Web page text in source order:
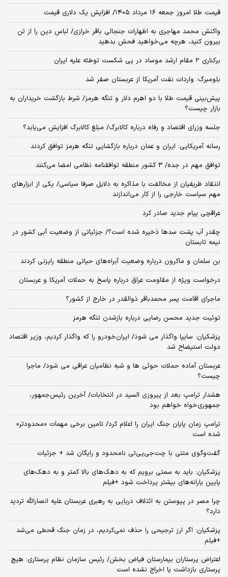
قیمت طلا امروز جمعه ۱۶ مرداد ۱۴۰۵/ افزایش یک دلاری قیمت
واکنش محمد مهاجری به اظهارات جنجالی باقر خرازی/ لباس دین را از تن
بیرون کنید، هرچه می‌خواهید فحش بدهید
برکناری ۲ مقام‌ ارشد موساد در پی شکست توطئه علیه ایران
بلومبرگ: واردات نفت آمریکا از عربستان صفر شد
پیش‌بینی قیمت طلا با دو اهرم دلار و تنگه هرمز/ شرط بازگشت خریداران به
بازار چیست؟
جلسه وزرای اقتصاد و رفاه درباره کالابرگ/ مبلغ کالابرگ افزایش می‌یابد؟
رسانه آمریکایی: ایران و عمان درباره بازگشایی تنگه هرمز توافق کردند
توافق مهم در جده/ 3 کشور منطقه توافقنامه نظامی امضا می‌کنند
انتقاد ظریفیان از مخالفت با مذاکره به دلایل صرفا سیاسی/ یکی از ابزارهای
مهم سیاست خارجی را از کار می‌اندازند
عراقچی پیام جدید صادر کرد
چقدر آب پشت سدها ذخیره شده است؟/ جزئیاتی از وضعیت آبی کشور در
نیمه تابستان
بن سلمان و ماکرون درباره وضعیت آبراه‌های حیاتی منطقه رایزنی کردند
درخواست ویژه از مقاومت عراق درباره پاسخ به حملات آمریکا و عربستان
ماجرای اقامت پسر محمدباقر ذوالقدر در خارج از کشور؟
توئیت جدید محسن رضایی درباره بازشدن تنگه هرمز
پزشکیان: سایپا واگذار می شود/ ایران‌خودرو را که واگذار کردیم، وزیر اقتصاد
دولت استیضاح شد
عربستان آماده حملات حوثی ها و شبه نظامیان عراقی می شود/ ماجرا
چیست؟
هشدار ترامپ بعد از پیروزی السید در انتخابات/ آخرین رئیس‌جمهور،
جمهوری‌خواه خواهم بود
ترامپ زمان پایان جنگ ایران را اعلام کرد/ تامین برخی مهمات «محدودتر»
شده است
گفت‌وگوی متنی با چت‌جی‌پی‌تی نامحدود و رایگان شد + جزئیات
پزشکیان: باید به سمتی برویم که به دهک‌های بالا کمتر و به دهک‌های
پایین یارانه‌های بیشتر پرداخت شود +فیلم
چرا مصر در پیوستن به ائتلاف دریایی به رهبری عربستان علیه انصارالله تردید
دارد؟
پزشکیان: اگر ارز ترجیحی را حذف نمی‌کردیم، در زمان جنگ قحطی می‌شد
+فیلم
اعتراض پرستاران بیمارستان فیاض بخش/ رئیس سازمان نظام پرستاری: هیچ
پرستاری بازداشت یا اخراج نشده است